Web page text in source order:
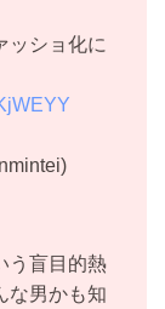
ッショ化に
う盲目的熱
な男かも知